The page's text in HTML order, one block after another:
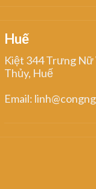
Huế
Kiệt 344 Trưng
Thủy, Huế
Email: